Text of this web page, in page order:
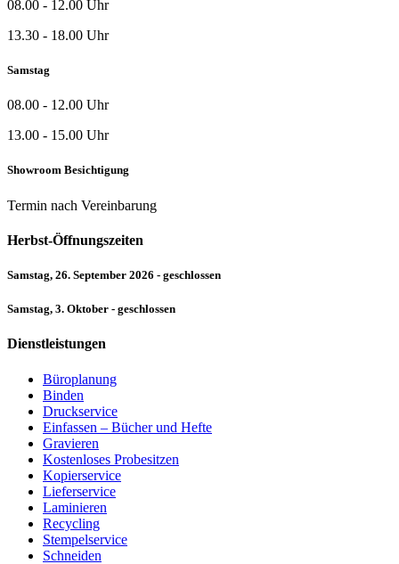
08.00 - 12.00 Uhr
13.30 - 18.00 Uhr
Samstag
08.00 - 12.00 Uhr
13.00 - 15.00 Uhr
Showroom Besichtigung
Termin nach Vereinbarung
Herbst-Öffnungszeiten
Samstag, 26. September 2026 - geschlossen
Samstag, 3. Oktober - geschlossen
Dienstleistungen
Büroplanung
Binden
Druckservice
Einfassen – Bücher und Hefte
Gravieren
Kostenloses Probesitzen
Kopierservice
Lieferservice
Laminieren
Recycling
Stempelservice
Schneiden